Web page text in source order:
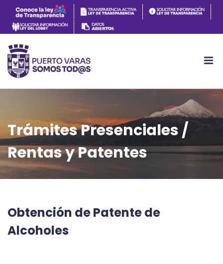
Trámites Presenciales /
Rentas y Patentes
Obtención de Patente de
Alcoholes